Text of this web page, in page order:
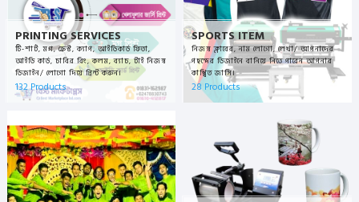
PRINTING SERVICES
টি-শার্ট, মগ, ক্রেস্ট, ক্যাপ, আইডিকার্ড ফিতা,
আইডি কার্ড, চাবির রিং, কলম, ব্যাচ, টাই ‍নিজস্ব
ডিজাইন/ লোগো দিয়ে প্রিন্ট করুন।
132 Products
SPORTS ITEM
নিজস্ব ক্লাবের, নাম লোগো, লেখা/ আপনাদের
পছন্দের ডিজাইনে বানিয়ে নিতে পারেন আপনার
কাঙ্খিত জার্সি।
28 Products